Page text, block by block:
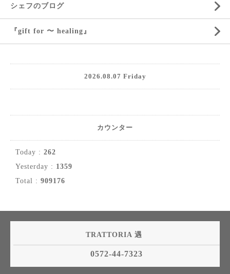
シェフのブログ
『gift for 〜 healing』
2026.08.07 Friday
カウンター
Today : 262
Yesterday : 1359
Total : 909176
TRATTORIA 遇
0572-44-7323